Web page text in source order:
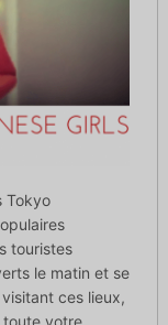
Tokyo
touristes
le matin et se
ces lieux,